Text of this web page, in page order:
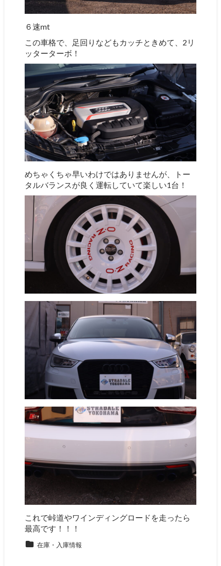
６速mt
この車格で、足回りなどもカッチときめて、2リ
ッターターボ！
めちゃくちゃ早いわけではありませんが、トー
タルバランスが良く運転していて楽しい1台！
これで峠道やワインディングロードを走ったら
最高です！！！
在庫・入庫情報